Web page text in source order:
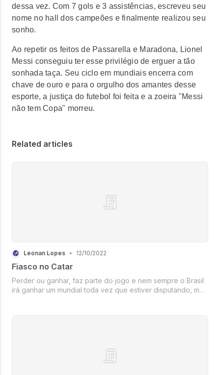
dessa vez. Com 7 gols e 3 assistências, escreveu seu
nome no hall dos campeões e finalmente realizou seu
sonho.
Ao repetir os feitos de Passarella e Maradona, Lionel
Messi conseguiu ter esse privilégio de erguer a tão
sonhada taça. Seu ciclo em mundiais encerra com
chave de ouro e para o orgulho dos amantes desse
esporte, a justiça do futebol foi feita e a zoeira "Messi
não tem Copa" morreu.
Related articles
Leonan Lopes • 12/10/2022
Fiasco no Catar
Perder ou ganhar, faz parte do jogo e nem sempre o Brasil
irá ganhar um mundial toda vez que estiver disputando, mas